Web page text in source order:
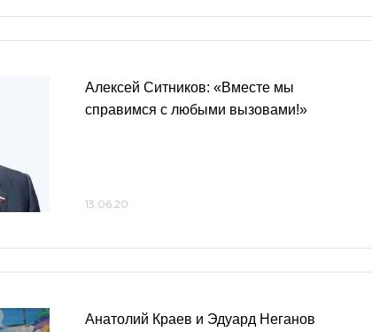
Алексей Ситников: «Вместе мы
справимся с любыми вызовами!»
13.06.20
Анатолий Краев и Эдуард Неганов